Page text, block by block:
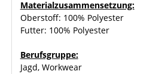
Materialzusammensetzung:
Oberstoff: 100% Polyester
Futter: 100% Polyester
Berufsgruppe:
Jagd, Workwear